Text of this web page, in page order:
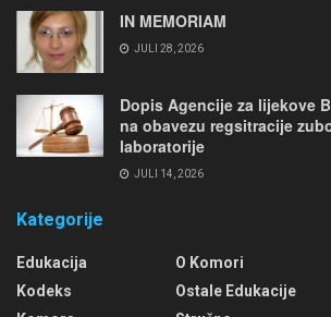
IN MEMORIAM
JULI 28, 2026
Dopis Agencije za lijekove
na obavezu regsitracije
laboratorije
JULI 14, 2026
Kategorije
Edukacija
Kodeks
O Komori
Ostale Edukacije